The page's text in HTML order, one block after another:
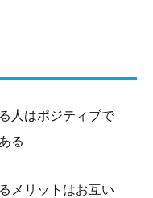
人はポジティブで
る
メリットはお互い